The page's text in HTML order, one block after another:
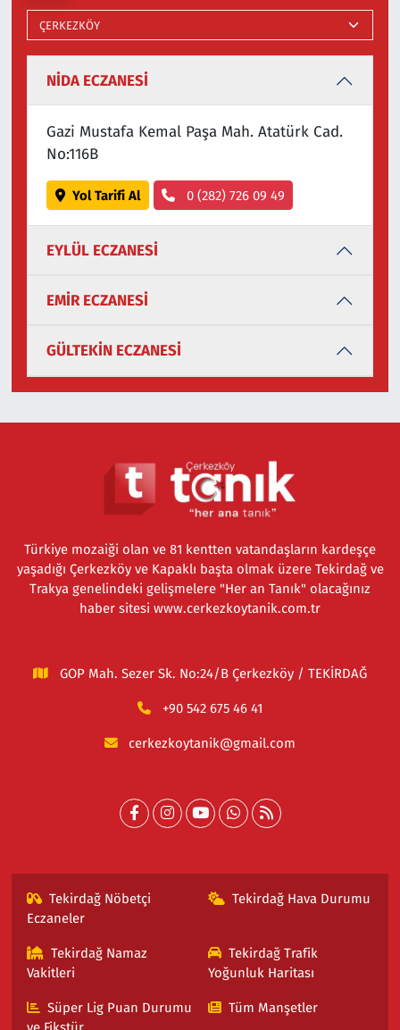
NİDA ECZANESİ
Gazi Mustafa Kemal Paşa Mah. Atatürk Cad.
No:116B
Yol Tarifi Al 0 (282) 726 09 49
EYLÜL ECZANESİ
EMİR ECZANESİ
GÜLTEKİN ECZANESİ
Türkiye mozaiği olan ve 81 kentten vatandaşların kardeşçe
yaşadığı Çerkezköy ve Kapaklı başta olmak üzere Tekirdağ ve
Trakya genelindeki gelişmelere "Her an Tanık" olacağınız
haber sitesi www.cerkezkoytanik.com.tr
GOP Mah. Sezer Sk. No:24/B Çerkezköy / TEKİRDAĞ
+90 542 675 46 41
cerkezkoytanik@gmail.com
Tekirdağ Nöbetçi
Eczaneler
Tekirdağ Hava Durumu
Tekirdağ Namaz
Vakitleri
Tekirdağ Trafik
Yoğunluk Haritası
Süper Lig Puan Durumu
Tüm Manşetler